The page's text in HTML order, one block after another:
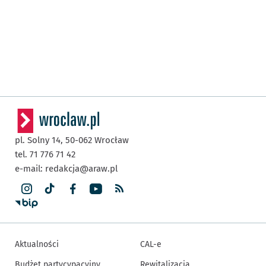
pl. Solny 14, 50-062 Wrocław
tel. 71 776 71 42
e-mail: redakcja@araw.pl
Aktualności
CAL-e